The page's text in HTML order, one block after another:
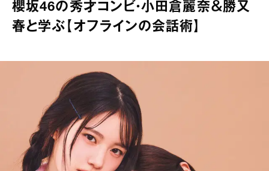
櫻坂46の秀才コンビ・小田倉麗奈＆勝又
春と学ぶ【オフラインの会話術】